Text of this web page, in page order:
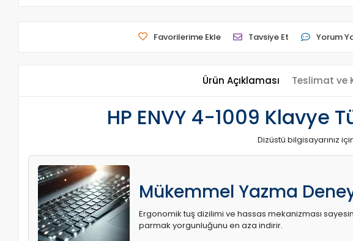
Favorilerime Ekle Tavsiye Et Yorum
Ürün Açıklaması Teslimat ve
HP ENVY 4-1009 Klavye
Dizüstü bilgisayarınız
Mükemmel Yazma
Ergonomik tuş dizilimi ve hassas mekanizması
parmak yorgunluğunu en aza indirir.